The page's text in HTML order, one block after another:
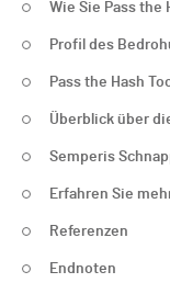
Wie Sie Pass the
Profil des
Pass the Hash
Überblick über
Semperis
Erfahren Sie
Referenzen
Endnoten